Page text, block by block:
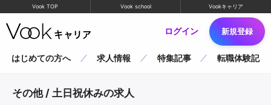
Vook TOP Vook school Vookキャリア
ログイン 新規登録
はじめての方へ 求人情報 特集記事 転職体験記
その他 / 土日祝休みの求人